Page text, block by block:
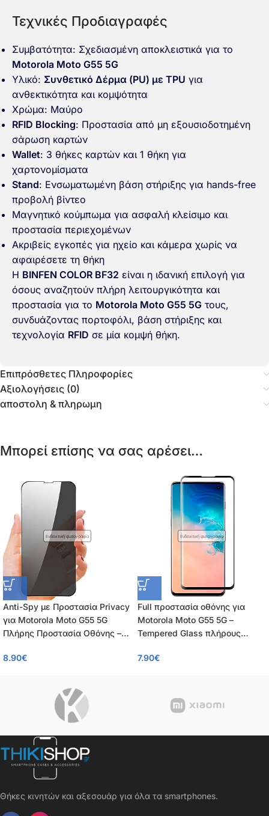
Τεχνικές Προδιαγραφές
Συμβατότητα: Σχεδιασμένη αποκλειστικά για το
Motorola Moto G55 5G
Υλικό: Συνθετικό Δέρμα (PU) με TPU για
ανθεκτικότητα και κομψότητα
Χρώμα: Μαύρο
RFID Blocking: Προστασία από μη εξουσιοδοτημένη
σάρωση καρτών
Wallet: 3 θήκες καρτών και 1 θήκη για
χαρτονομίσματα
Stand: Ενσωματωμένη βάση στήριξης για hands-free
προβολή βίντεο
Μαγνητικό κούμπωμα για ασφαλή κλείσιμο και
προστασία περιεχομένων
Ακριβείς εγκοπές για ηχείο και κάμερα χωρίς να
αφαιρέσετε τη θήκη
Η BINFEN COLOR BF32 είναι η ιδανική επιλογή για
όσους αναζητούν πλήρη λειτουργικότητα και
προστασία για το Motorola Moto G55 5G τους,
συνδυάζοντας πορτοφόλι, βάση στήριξης και
τεχνολογία RFID σε μία κομψή θήκη.
Επιπρόσθετες Πληροφορίες
Αξιολογήσεις (0)
αποστολη & πληρωμη
Μπορεί επίσης να σας αρέσει…
Ενδεικτική φωτογραφία
Anti-Spy με Προστασία Privacy
για Motorola Moto G55 5G
Πλήρης Προστασία Οθόνης –
100%, 0.26mm
8.90€
Ενδεικτική φωτογραφία
Full προστασία οθόνης για
Motorola Moto G55 5G –
Tempered Glass πλήρους
7.90€
Θήκες κινητών και αξεσουάρ για όλα τα smartphones.